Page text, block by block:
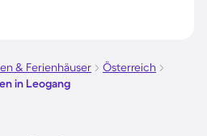
Sölden
Zandvoort
& Ferienhäuser
Österreich
in Leogang